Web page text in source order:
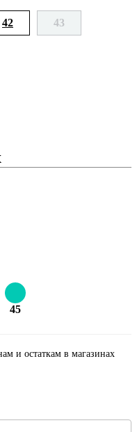
42 43
45
и остаткам в магазинах